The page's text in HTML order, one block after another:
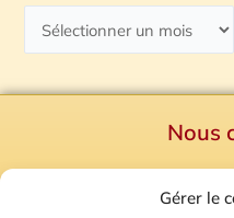
Gérer le
Nous